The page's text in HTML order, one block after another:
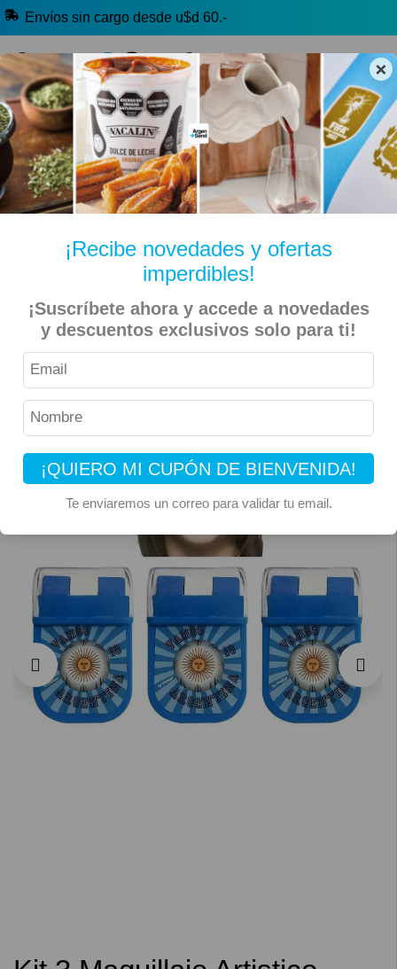
×
¡Recibe novedades y ofertas
imperdibles!
¡Suscríbete ahora y accede a novedades
y descuentos exclusivos solo para ti!
¡QUIERO MI CUPÓN DE BIENVENIDA!
Te enviaremos un correo para validar tu email.
Envíos sin cargo desde u$d 60.-
🔥 Alfajores y Golosinas
🧉 Clásicos argentinos 🏷️ Todas las categorías
Inicio Librería, Arte y Cotillón
Kit 3 Maquillaje Artistico Argentina Mundial Pinta Cara